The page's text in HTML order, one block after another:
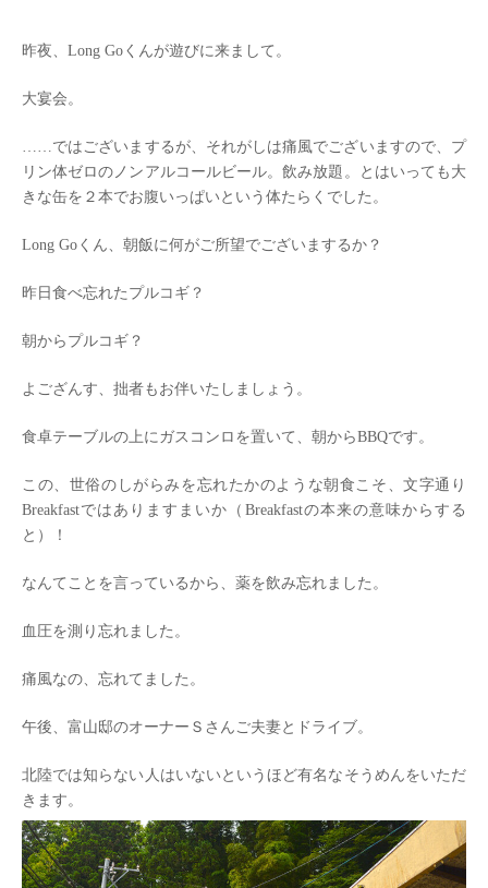
昨夜、Long Goくんが遊びに来まして。
大宴会。
……ではございまするが、それがしは痛風でございますので、プ
リン体ゼロのノンアルコールビール。飲み放題。とはいっても大
きな缶を２本でお腹いっぱいという体たらくでした。
Long Goくん、朝飯に何がご所望でございまするか？
昨日食べ忘れたプルコギ？
朝からプルコギ？
よござんす、拙者もお伴いたしましょう。
食卓テーブルの上にガスコンロを置いて、朝からBBQです。
この、世俗のしがらみを忘れたかのような朝食こそ、文字通り
Breakfastではありますまいか（Breakfastの本来の意味からする
と）！
なんてことを言っているから、薬を飲み忘れました。
血圧を測り忘れました。
痛風なの、忘れてました。
午後、富山邸のオーナーＳさんご夫妻とドライブ。
北陸では知らない人はいないというほど有名なそうめんをいただ
きます。